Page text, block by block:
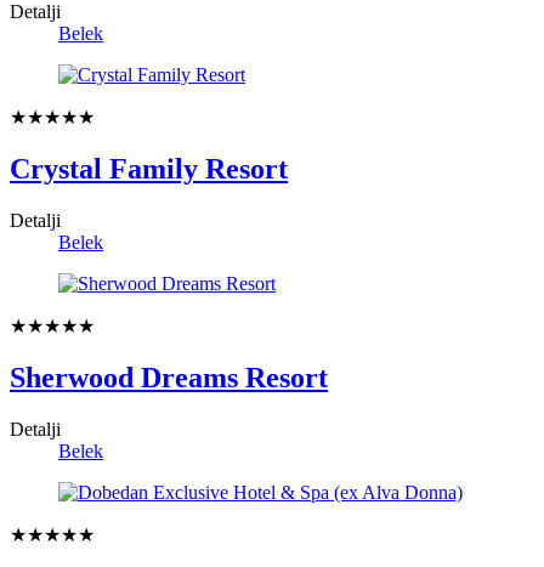
Detalji
Belek
★★★★★
Crystal Family Resort
Detalji
Belek
★★★★★
Sherwood Dreams Resort
Detalji
Belek
★★★★★